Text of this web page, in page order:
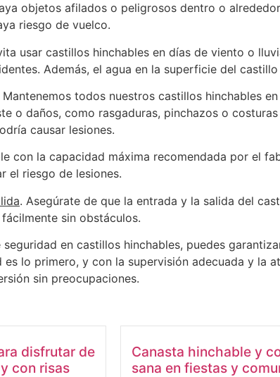
objetos afilados o peligrosos dentro o
riesgo de vuelco.
usar castillos hinchables en días de viento o
Además, el agua en la superficie del
Mantenemos todos nuestros castillos hinchables
o daños, como rasgaduras, pinchazos o
causar lesiones.
con la capacidad máxima recomendada por el
el riesgo de lesiones.
. Asegúrate de que la entrada y la salida del
sin obstáculos.
en castillos hinchables, puedes
es lo primero, y con la supervisión adecuada y la
sin preocupaciones.
disfrutar de
con risas
Canasta hinchable y
sana en fiestas y